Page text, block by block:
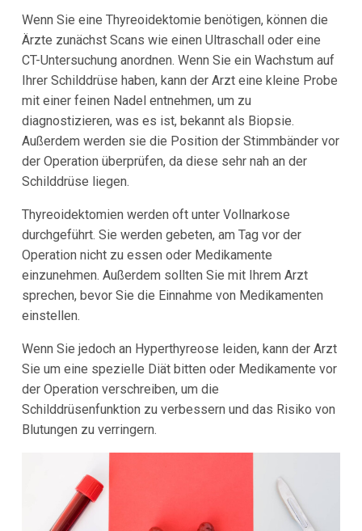
Wenn Sie eine Thyreoidektomie benötigen, können die
Ärzte zunächst Scans wie einen Ultraschall oder eine
CT-Untersuchung anordnen. Wenn Sie ein Wachstum auf
Ihrer Schilddrüse haben, kann der Arzt eine kleine Probe
mit einer feinen Nadel entnehmen, um zu
diagnostizieren, was es ist, bekannt als Biopsie.
Außerdem werden sie die Position der Stimmbänder vor
der Operation überprüfen, da diese sehr nah an der
Schilddrüse liegen.
Thyreoidektomien werden oft unter Vollnarkose
durchgeführt. Sie werden gebeten, am Tag vor der
Operation nicht zu essen oder Medikamente
einzunehmen. Außerdem sollten Sie mit Ihrem Arzt
sprechen, bevor Sie die Einnahme von Medikamenten
einstellen.
Wenn Sie jedoch an Hyperthyreose leiden, kann der Arzt
Sie um eine spezielle Diät bitten oder Medikamente vor
der Operation verschreiben, um die
Schilddrüsenfunktion zu verbessern und das Risiko von
Blutungen zu verringern.